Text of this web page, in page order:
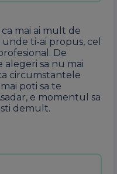
mai ai mult de
ti-ai propus, cel
De
alegeri sa nu mai
circumstantele
poti sa te
e momentul sa
demult.